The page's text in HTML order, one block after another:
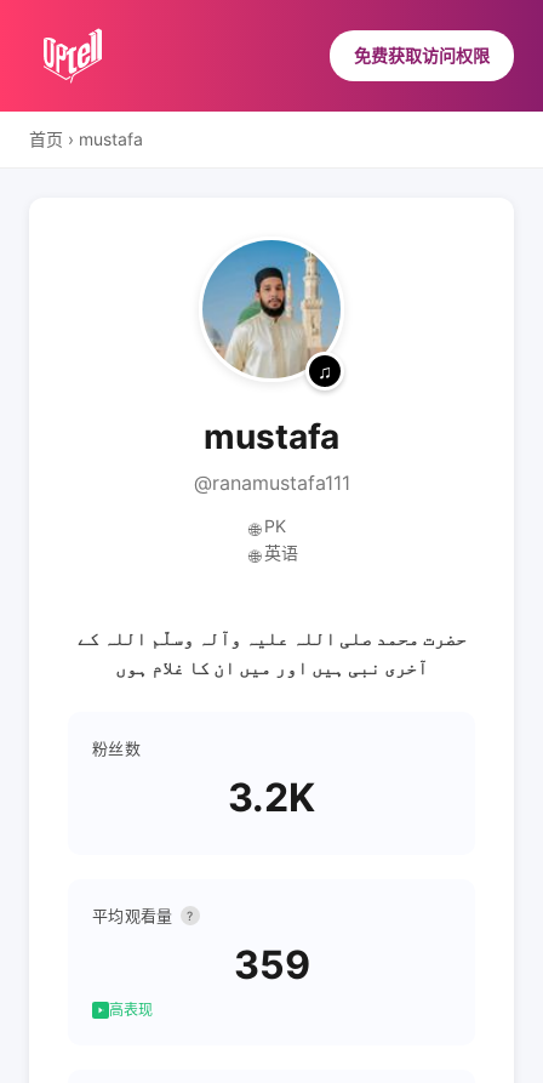
免费获取访问权限
首页 › mustafa
mustafa
@ranamustafa111
🌐 PK
🌐 英语
حضرت محمد صلی اللہ علیہ وآلہ وسلّم اللہ کے
آخری نبی ہیں اور میں ان کا غلام ہوں
粉丝数
3.2K
平均观看量 ?
359
高表现